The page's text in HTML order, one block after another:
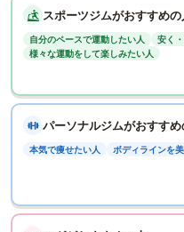
スポーツジムがおすすめの
自分のペースで運動したい人
安く
様々な運動をして楽しみたい人
パーソナルジムがおすすめ
本気で痩せたい人 ボディラインを